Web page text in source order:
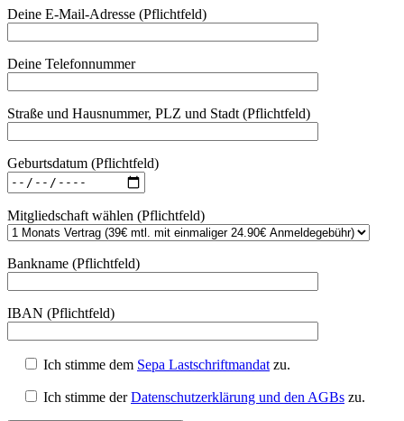
Deine E-Mail-Adresse (Pflichtfeld)
Deine Telefonnummer
Straße und Hausnummer, PLZ und Stadt (Pflichtfeld)
Geburtsdatum (Pflichtfeld)
Mitgliedschaft wählen (Pflichtfeld)
Bankname (Pflichtfeld)
IBAN (Pflichtfeld)
Ich stimme dem Sepa Lastschriftmandat zu.
Ich stimme derDatenschutzerklärung und den AGBs zu.